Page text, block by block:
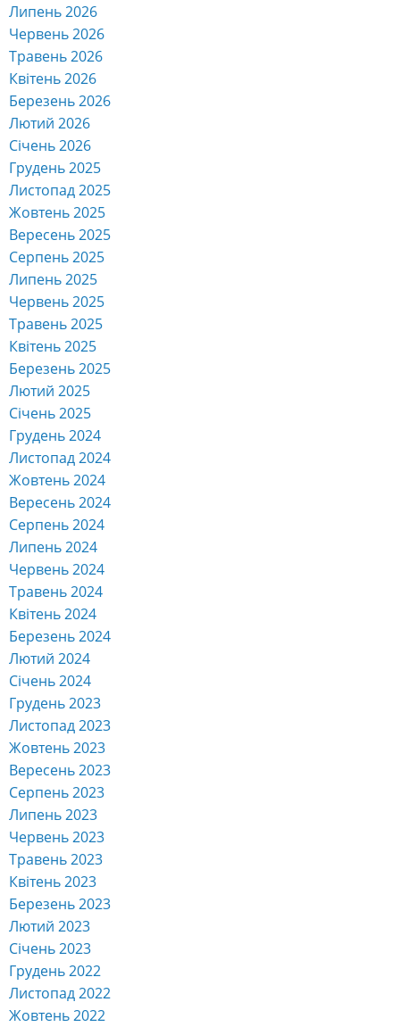
Липень 2026
Червень 2026
Травень 2026
Квітень 2026
Березень 2026
Лютий 2026
Січень 2026
Грудень 2025
Листопад 2025
Жовтень 2025
Вересень 2025
Серпень 2025
Липень 2025
Червень 2025
Травень 2025
Квітень 2025
Березень 2025
Лютий 2025
Січень 2025
Грудень 2024
Листопад 2024
Жовтень 2024
Вересень 2024
Серпень 2024
Липень 2024
Червень 2024
Травень 2024
Квітень 2024
Березень 2024
Лютий 2024
Січень 2024
Грудень 2023
Листопад 2023
Жовтень 2023
Вересень 2023
Серпень 2023
Липень 2023
Червень 2023
Травень 2023
Квітень 2023
Березень 2023
Лютий 2023
Січень 2023
Грудень 2022
Листопад 2022
Жовтень 2022